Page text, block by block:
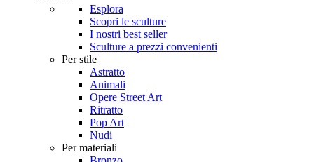
Esplora
Scopri le sculture
I nostri best seller
Sculture a prezzi convenienti
Per stile
Astratto
Animali
Opere Street Art
Ritratto
Pop Art
Nudi
Per materiali